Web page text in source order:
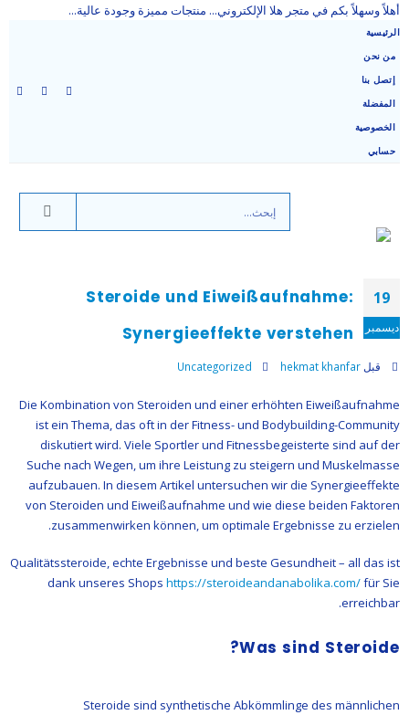
أهلاً وسهلاً بكم في متجر هلا الإلكتروني... منتجات مميزة وجودة عالية...
الرئيسية
من نحن
إتصل بنا
المفضلة
الخصوصية
حسابي
19
ديسمبر
Steroide und Eiweißaufnahme:
Synergieeffekte verstehen
قبل hekmat khanfar
Uncategorized
Die Kombination von Steroiden und einer erhöhten Eiweißaufnahme
ist ein Thema, das oft in der Fitness- und Bodybuilding-Community
diskutiert wird. Viele Sportler und Fitnessbegeisterte sind auf der
Suche nach Wegen, um ihre Leistung zu steigern und Muskelmasse
aufzubauen. In diesem Artikel untersuchen wir die Synergieeffekte
von Steroiden und Eiweißaufnahme und wie diese beiden Faktoren
zusammenwirken können, um optimale Ergebnisse zu erzielen.
Qualitätssteroide, echte Ergebnisse und beste Gesundheit – all das ist
dank unseres Shops https://steroideandanabolika.com/für Sie
erreichbar.
Was sind Steroide?
Steroide sind synthetische Abkömmlinge des männlichen